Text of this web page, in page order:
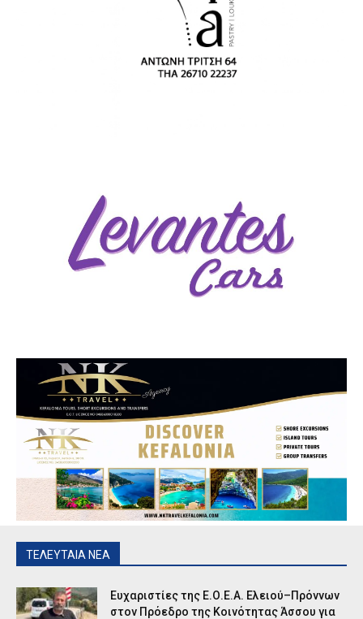
ΤΕΛΕΥΤΑΙΑ ΝΕΑ
Ευχαριστίες της Ε.Ο.Ε.Α. Ελειού–Πρόννων
στον Πρόεδρο της Κοινότητας Άσσου για